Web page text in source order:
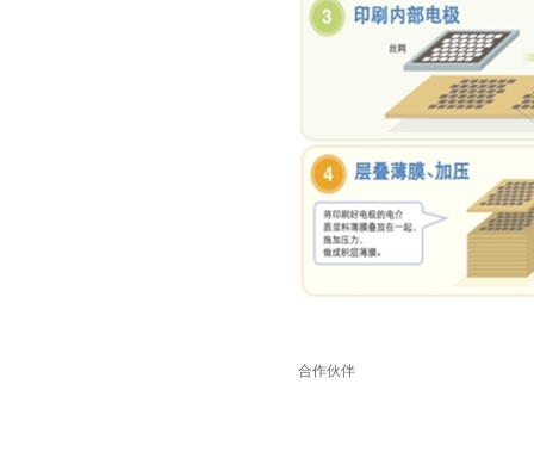
合作伙伴